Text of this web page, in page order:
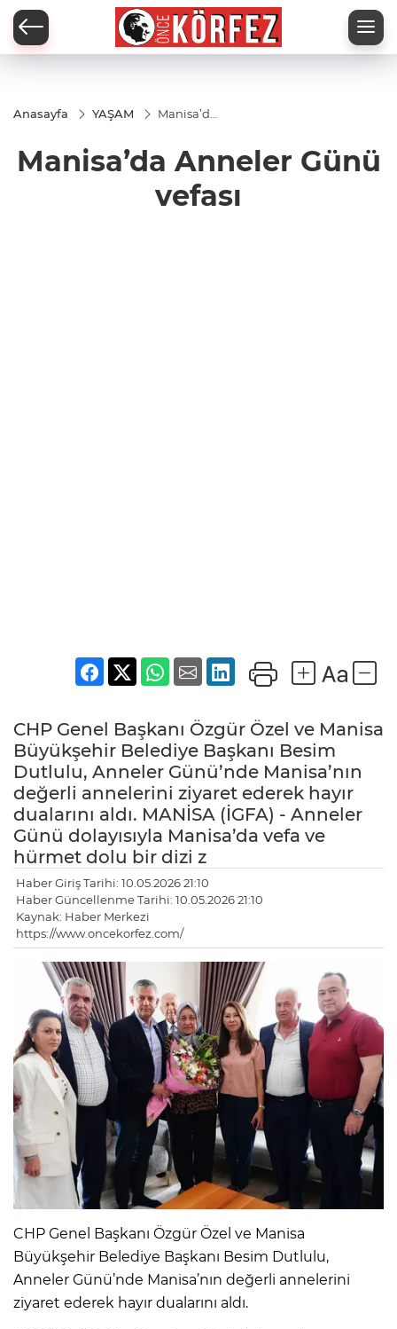
Anasayfa YAŞAM
Manisa’da
vefası
Manisa’da Anneler Günü
vefası
CHP Genel Başkanı Özgür Özel ve Manisa
Büyükşehir Belediye Başkanı Besim
Dutlulu, Anneler Günü’nde Manisa’nın
değerli annelerini ziyaret ederek hayır
dualarını aldı. MANİSA (İGFA) - Anneler
Günü dolayısıyla Manisa’da vefa ve
hürmet dolu bir dizi z
Haber Giriş Tarihi: 10.05.2026 21:10
Haber Güncellenme Tarihi: 10.05.2026 21:10
Kaynak: Haber Merkezi
https://www.oncekorfez.com/
CHP Genel Başkanı Özgür Özel ve Manisa
Büyükşehir Belediye Başkanı Besim Dutlulu,
Anneler Günü’nde Manisa’nın değerli annelerini
ziyaret ederek hayır dualarını aldı.